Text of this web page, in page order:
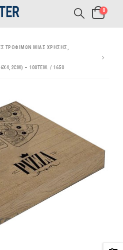
0
ΤΡΟΦΊΜΩΝ ΜΊΑΣ ΧΡΉΣΗΣ
– 100ΤΕΜ. / 1650